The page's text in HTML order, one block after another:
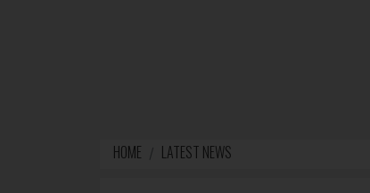
HOME LATEST NEWS